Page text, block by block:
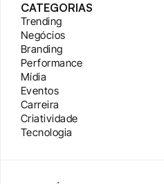
CATEGORIAS
Trending
Negócios
Branding
Performance
Mídia
Eventos
Carreira
Criatividade
Tecnologia